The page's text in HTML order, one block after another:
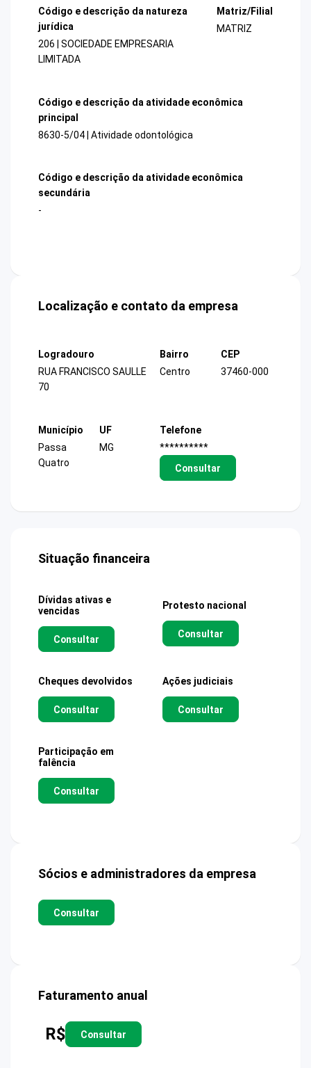
Código e descrição da natureza
jurídica
206 | SOCIEDADE EMPRESARIA
LIMITADA
Matriz/Filial
MATRIZ
Código e descrição da atividade econômica
principal
8630-5/04 | Atividade odontológica
Código e descrição da atividade econômica
secundária
-
Localização e contato da empresa
Logradouro
RUA FRANCISCO SAULLE
70
Bairro
Centro
CEP
37460-000
Município
Passa
Quatro
UF
MG
Telefone
**********
Consultar
Situação financeira
Dívidas ativas e
vencidas
Consultar
Protesto nacional
Consultar
Cheques devolvidos
Consultar
Ações judiciais
Consultar
Participação em
falência
Consultar
Sócios e administradores da empresa
Consultar
Faturamento anual
R$ Consultar